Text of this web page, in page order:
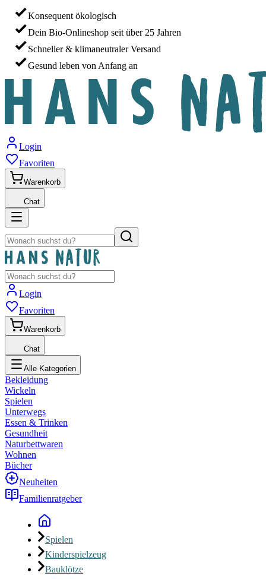
Konsequent ökologisch
Dein Bio-Onlineshop seit über 25 Jahren
Schneller & klimaneutraler Versand
Gesund leben von Anfang an
Login
Favoriten
Warenkorb
Chat
Login
Favoriten
Warenkorb
Chat
Alle Kategorien
Bekleidung
Wickeln
Spielen
Unterwegs
Essen & Trinken
Gesundheit
Naturbettwaren
Wohnen
Bücher
Neuheiten
Familienratgeber
Spielen
Kinderspielzeug
Bauklötze